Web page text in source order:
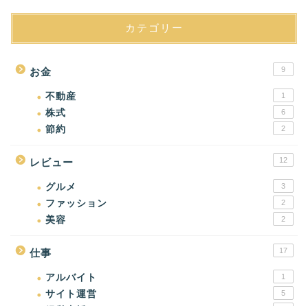
カテゴリー
お金 9
不動産 1
株式 6
節約 2
レビュー 12
グルメ 3
ファッション 2
美容 2
仕事 17
アルバイト 1
サイト運営 5